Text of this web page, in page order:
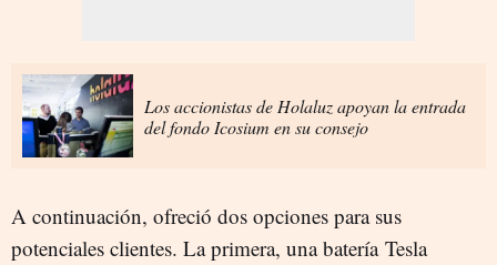
Los accionistas de Holaluz apoyan la entrada
del fondo Icosium en su consejo
A continuación, ofreció dos opciones para sus
potenciales clientes. La primera, una batería Tesla